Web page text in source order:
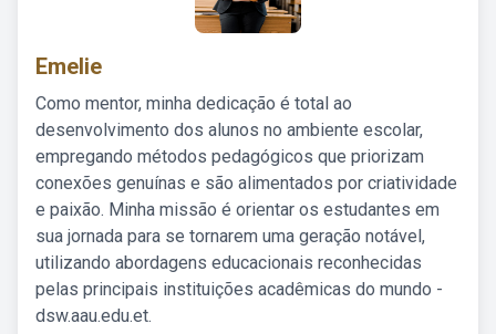
Emelie
Como mentor, minha dedicação é total ao
desenvolvimento dos alunos no ambiente escolar,
empregando métodos pedagógicos que priorizam
conexões genuínas e são alimentados por criatividade
e paixão. Minha missão é orientar os estudantes em
sua jornada para se tornarem uma geração notável,
utilizando abordagens educacionais reconhecidas
pelas principais instituições acadêmicas do mundo -
dsw.aau.edu.et.